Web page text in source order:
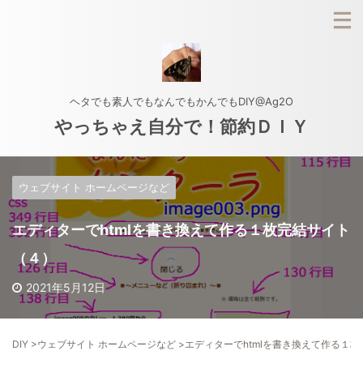
ヘタでも素人でもなんでもかんでもDIY@Ag2O
やっちゃえ自分で！節約ＤＩＹ
ウェブサイト ホームページなど
エディターでhtmlを書き換えて作る１枚完結サイト
（４）
2021年5月12日
DIY >ウェブサイト ホームページなど >エディターでhtmlを書き換えて作る１